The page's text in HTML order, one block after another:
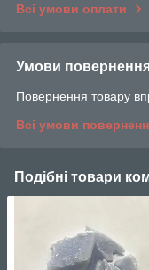
Всі умови оплати
Умови
Повернення товару
Всі умови
Подібні товари